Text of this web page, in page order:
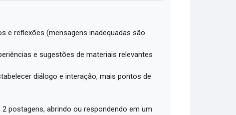
e reflexões (mensagens inadequadas são
e sugestões de materiais relevantes
diálogo e interação, mais pontos de
postagens, abrindo ou respondendo em um